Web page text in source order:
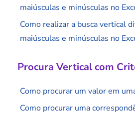
maiúsculas e minúsculas no
Como realizar a busca vertical
maiúsculas e minúsculas no
Procura Vertical com
Como procurar um valor em
Como procurar uma